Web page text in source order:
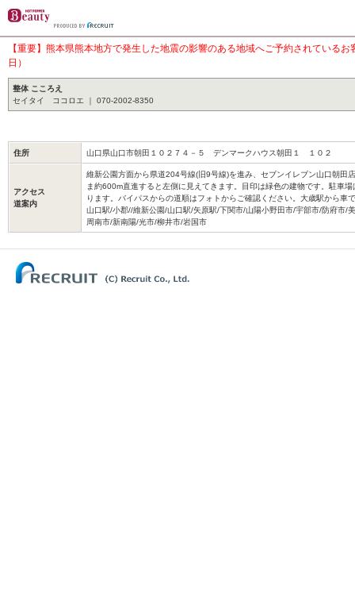
【重要】熊本県熊本地方で発生した地震の影響のある地域へご予約されている
日）
整体 こころえ
セイタイ ココロエ ｜ 070-2002-8350
住所 山口県山口市朝田１０２７４－５ デンマークハウス朝田１ １０２
アクセス
道案内
維新公園方面から県道204号線(旧9号線)を進み、セブンイレブン山口朝田
ま約600m直進すると左側に見えてきます。目印は緑色の建物です。駐車
ります。バイパスからの道順はフォトからご確認ください。大歳駅から車
山口駅/小郡//維新公園/山口駅/矢原駅/下関市/山陽小野田市/宇部市/防府市/
周南市/新南陽/光市/柳井市/岩国市